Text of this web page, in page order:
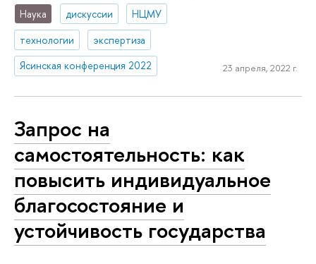
Наука дискуссии
НЦМУ
технологии
экспертиза
Ясинская конференция 2022
23 апреля, 2022 г.
Запрос на
самостоятельность: как
повысить индивидуальное
благосостояние и
устойчивость государства